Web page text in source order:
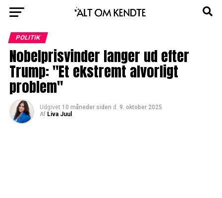
POLITIK
Nobelprisvinder langer ud efter
Trump: "Et ekstremt alvorligt
problem"
Udgivet 10 måneder siden d. 9. oktober 2025
Af Liva Juul